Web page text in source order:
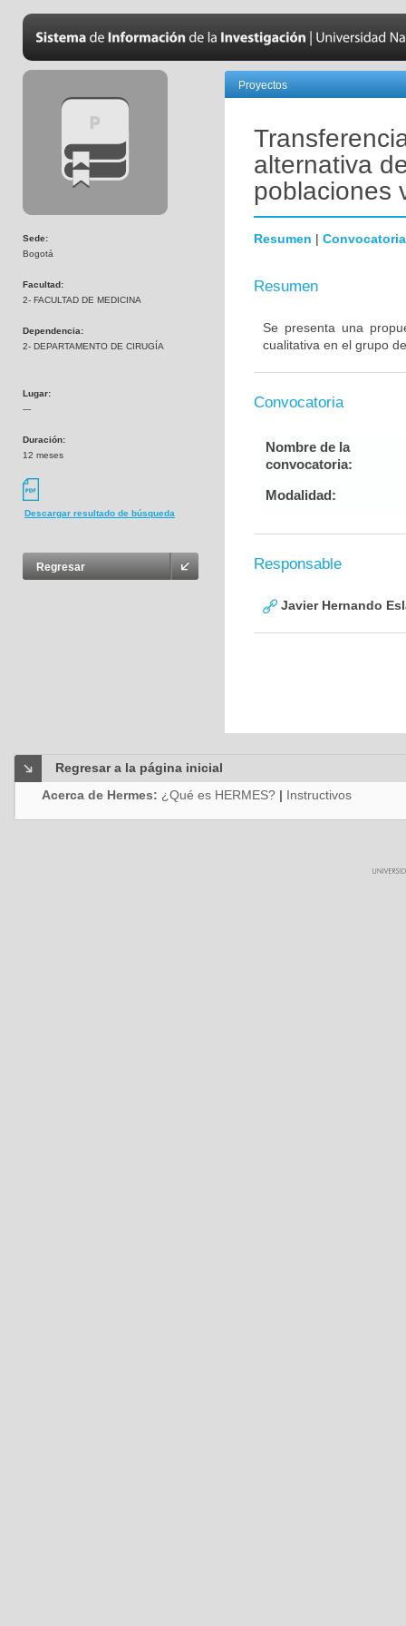
Sede:
Bogotá
Facultad:
2- FACULTAD DE MEDICINA
Dependencia:
2- DEPARTAMENTO DE CIRUGÍA
Lugar:
---
Duración:
12 meses
Descargar resultado de búsqueda
Regresar
Proyectos
alternativa
poblaciones
Resumen | Convocatoria
Resumen
Se presenta una
cualitativa en el grupo
Convocatoria
Nombre de la
convocatoria:
Modalidad:
Responsable
Javier Hernando
Regresar a la página inicial
Acerca de Hermes: ¿Qué es HERMES? | Instructivos